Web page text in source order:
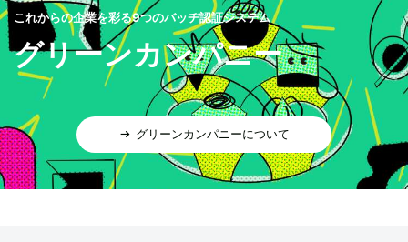
これからの企業を彩る9つのバッヂ認証システム
グリーンカンパニー
グリーンカンパニーについて